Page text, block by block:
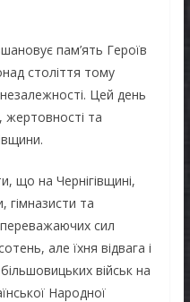
пам’ять Героїв
століття тому
Цей день
жертовності та
що на Чернігівщині,
гімназисти та
сил
але їхня відвага і
військ на
Народної